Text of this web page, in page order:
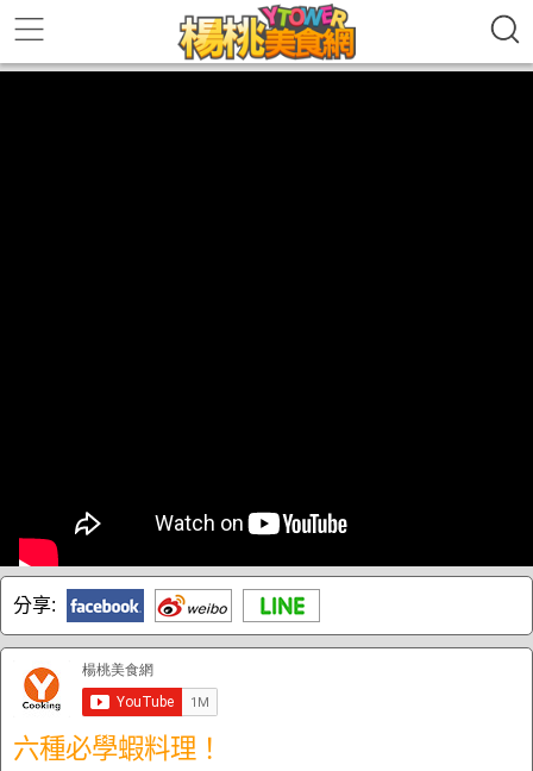
分享:
六種必學蝦料理！